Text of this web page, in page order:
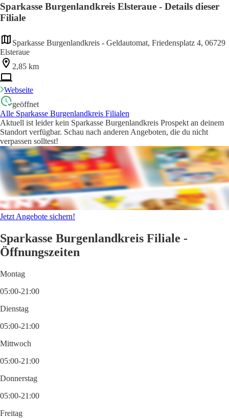
Sparkasse Burgenlandkreis Elsteraue - Details dieser
Filiale
Sparkasse Burgenlandkreis - Geldautomat, Friedensplatz 4, 06729
Elsteraue
2,85 km
Webseite
geöffnet
Alle Sparkasse Burgenlandkreis Filialen
Aktuell ist leider kein Sparkasse Burgenlandkreis Prospekt an deinem
Standort verfügbar. Schau nach anderen Angeboten, die du nicht
verpassen solltest!
Jetzt Angebote sichern!
Sparkasse Burgenlandkreis Filiale -
Öffnungszeiten
Montag
05:00-21:00
Dienstag
05:00-21:00
Mittwoch
05:00-21:00
Donnerstag
05:00-21:00
Freitag